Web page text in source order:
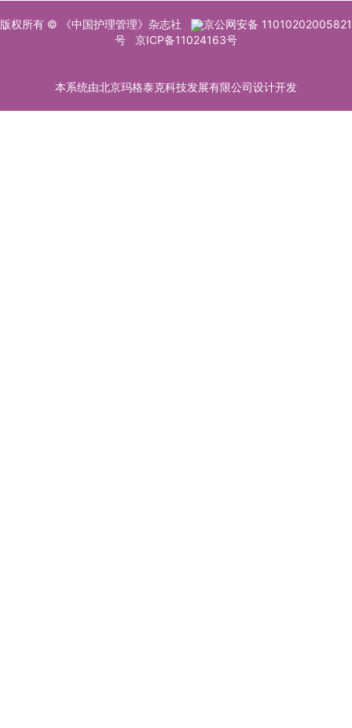
版权所有 © 《中国护理管理》杂志社
京公网安备 11010202005821
号
京ICP备11024163号
本系统由北京玛格泰克科技发展有限公司设计开发